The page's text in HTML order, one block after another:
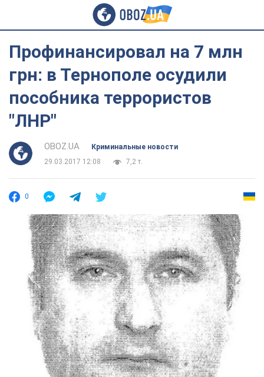
Профинансировал на 7 млн
грн: в Тернополе осудили
пособника террористов
"ЛНР"
OBOZ.UA
Криминальные новости
29.03.2017 12:08
7,2 т.
0